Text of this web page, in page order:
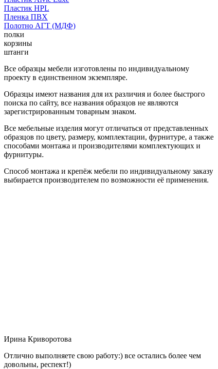
Пластик HPL
Пленка ПВХ
Полотно АГТ (МДФ)
полки
корзины
штанги
Все образцы мебели изготовлены по индивидуальному
проекту в единственном экземпляре.
Образцы имеют названия для их различия и более быстрого
поиска по сайту, все названия образцов не являются
зарегистрированным товарным знаком.
Все мебельные изделия могут отличаться от представленных
образцов по цвету, размеру, комплектации, фурнитуре, а также
способами монтажа и производителями комплектующих и
фурнитуры.
Способ монтажа и крепёж мебели по индивидуальному заказу
выбирается производителем по возможности её применения.
Ирина Криворотова
Отлично выполняете свою работу:) все остались более чем
довольны, респект!)